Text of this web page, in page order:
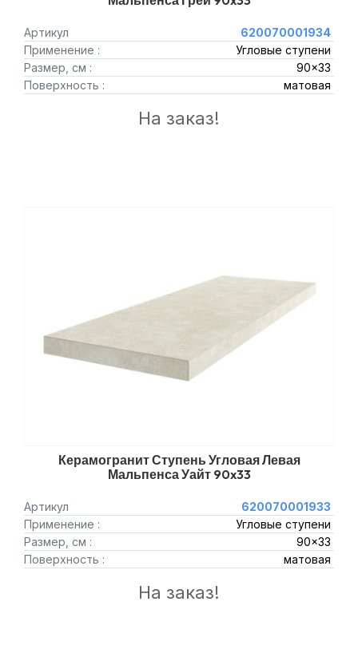
Артикул
620070001934
Применение :
Угловые ступени
Размер, см :
90x33
Поверхность :
матовая
На заказ!
Керамогранит Ступень Угловая Левая
Мальпенса Уайт 90x33
Артикул
620070001933
Применение :
Угловые ступени
Размер, см :
90x33
Поверхность :
матовая
На заказ!